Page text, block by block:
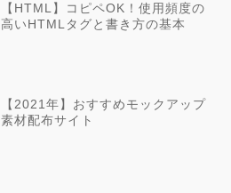
【HTML】コピペOK！使用頻度の
高いHTMLタグと書き方の基本
【2021年】おすすめモックアップ
素材配布サイト